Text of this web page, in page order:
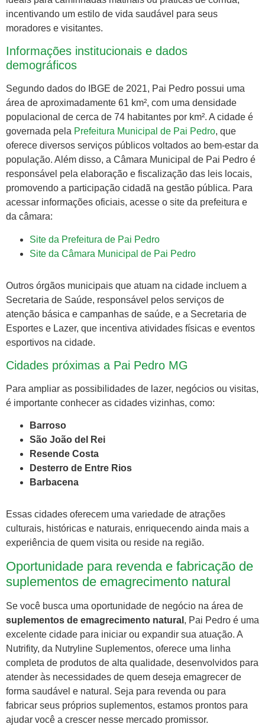
incentivando um estilo de vida saudável para seus
moradores e visitantes.
Informações institucionais e dados
demográficos
Segundo dados do IBGE de 2021, Pai Pedro possui uma
área de aproximadamente 61 km², com uma densidade
populacional de cerca de 74 habitantes por km². A cidade é
governada pela Prefeitura Municipal de Pai Pedro, que
oferece diversos serviços públicos voltados ao bem-estar da
população. Além disso, a Câmara Municipal de Pai Pedro é
responsável pela elaboração e fiscalização das leis locais,
promovendo a participação cidadã na gestão pública. Para
acessar informações oficiais, acesse o site da prefeitura e
da câmara:
Site da Prefeitura de Pai Pedro
Site da Câmara Municipal de Pai Pedro
Outros órgãos municipais que atuam na cidade incluem a
Secretaria de Saúde, responsável pelos serviços de
atenção básica e campanhas de saúde, e a Secretaria de
Esportes e Lazer, que incentiva atividades físicas e eventos
esportivos na cidade.
Cidades próximas a Pai Pedro MG
Para ampliar as possibilidades de lazer, negócios ou visitas,
é importante conhecer as cidades vizinhas, como:
Barroso
São João del Rei
Resende Costa
Desterro de Entre Rios
Barbacena
Essas cidades oferecem uma variedade de atrações
culturais, históricas e naturais, enriquecendo ainda mais a
experiência de quem visita ou reside na região.
Oportunidade para revenda e fabricação de
suplementos de emagrecimento natural
Se você busca uma oportunidade de negócio na área de
suplementos de emagrecimento natural , Pai Pedro é uma
excelente cidade para iniciar ou expandir sua atuação. A
Nutrifity, da Nutryline Suplementos, oferece uma linha
completa de produtos de alta qualidade, desenvolvidos para
atender às necessidades de quem deseja emagrecer de
forma saudável e natural. Seja para revenda ou para
fabricar seus próprios suplementos, estamos prontos para
ajudar você a crescer nesse mercado promissor.